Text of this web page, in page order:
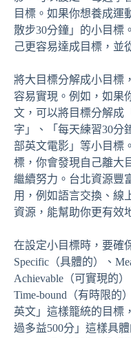
目標。如果你想養成運
散步30分鐘」的小目標
己更容易達成目標，並
將大目標分解成小目標
容易實現。例如，如果
文，可以將目標分解成
字」、「每天練習30分
部英文電影」等小目標
標，你會發現自己離大
繼續努力。台北資源豐
用，例如語言交換、線
資源，能幫助你更有效
在設定小目標時，要確
Specific（具體的）、
Achievable（可實現的
Time-bound（有時限的
英文」這樣籠統的目標
過多益500分」這樣具